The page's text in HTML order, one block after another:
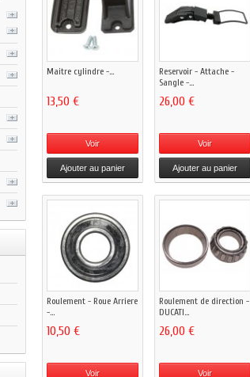
Maitre cylindre -...
13,50 €
Voir
Ajouter au panier
Reservoir - Attache -
Sangle -...
26,00 €
Voir
Ajouter au panier
Roulement - Roue Arriere
-...
10,50 €
Voir
Roulement de direction -
DUCATI...
26,00 €
Voir